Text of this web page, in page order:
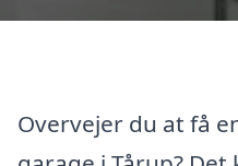
Overvejer du at få